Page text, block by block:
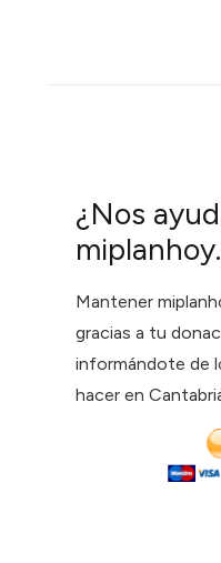
¿Nos
Mantener
gracias a tu
informándote de
hacer en